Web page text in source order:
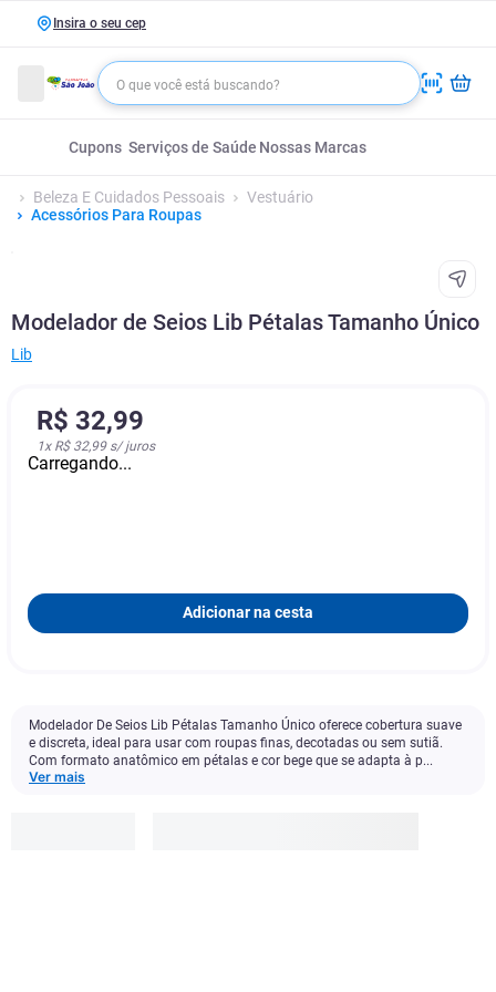
Insira o seu cep
Cupons Serviços de Saúde Nossas Marcas
Beleza E Cuidados Pessoais
Vestuário
Acessórios Para Roupas
Modelador de Seios Lib Pétalas Tamanho Único
Lib
R$ 32,99
1x R$ 32,99s/ juros
Carregando...
Adicionar na cesta
Modelador De Seios Lib Pétalas Tamanho Único oferece cobertura suave
e discreta, ideal para usar com roupas finas, decotadas ou sem sutiã.
Com formato anatômico em pétalas e cor bege que se adapta à p...
Ver mais